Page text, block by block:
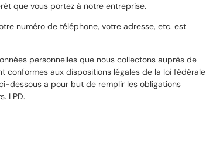
que vous portez à notre entreprise.
numéro de téléphone, votre adresse, etc. est
personnelles que nous collectons auprès de
conformes aux dispositions légales de la loi fédérale
dessous a pour but de remplir les obligations
LPD.